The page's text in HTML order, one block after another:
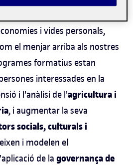
i vides personals,
el menjar arriba als nostres
formatius estan
interessades en la
i l'anàlisi de l'agricultura i
, i augmentar la seva
socials, culturals i
i modelen el
de la governança de